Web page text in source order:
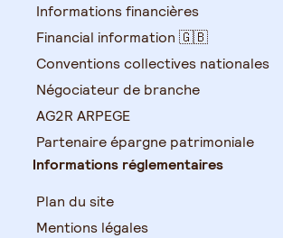
Informations financières
Financial information 🇬🇧
Conventions collectives nationales
Négociateur de branche
AG2R ARPEGE
Partenaire épargne patrimoniale
Informations réglementaires
Plan du site
Mentions légales